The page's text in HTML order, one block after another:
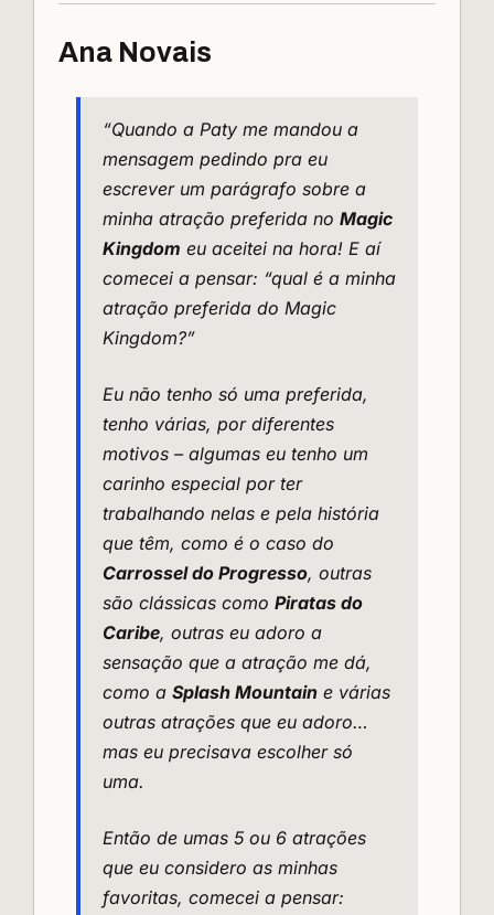
Ana Novais
“Quando a Paty me mandou a
mensagem pedindo pra eu
escrever um parágrafo sobre a
minha atração preferida no Magic
Kingdom eu aceitei na hora! E aí
comecei a pensar: “qual é a minha
atração preferida do Magic
Kingdom?”
Eu não tenho só uma preferida,
tenho várias, por diferentes
motivos – algumas eu tenho um
carinho especial por ter
trabalhando nelas e pela história
que têm, como é o caso do
Carrossel do Progresso, outras
são clássicas como Piratas do
Caribe, outras eu adoro a
sensação que a atração me dá,
como a Splash Mountain e várias
outras atrações que eu adoro…
mas eu precisava escolher só
uma.
Então de umas 5 ou 6 atrações
que eu considero as minhas
favoritas, comecei a pensar: